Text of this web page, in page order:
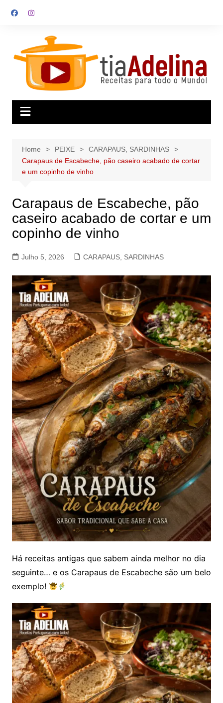
Home PEIXE
CARAPAUS, SARDINHAS
Carapaus de Escabeche, pão caseiro acabado de cortar
e um copinho de vinho
Carapaus de Escabeche, pão
caseiro acabado de cortar e um
copinho de vinho
Julho 5, 2026 CARAPAUS, SARDINHAS
Há receitas antigas que sabem ainda melhor no dia
seguinte… e os Carapaus de Escabeche são um belo
exemplo!